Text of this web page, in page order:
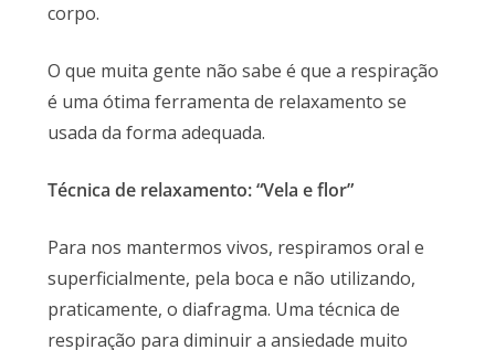
corpo.
O que muita gente não sabe é que a respiração
é uma ótima ferramenta de relaxamento se
usada da forma adequada.
Técnica de relaxamento: “Vela e flor”
Para nos mantermos vivos, respiramos oral e
superficialmente, pela boca e não utilizando,
praticamente, o diafragma. Uma técnica de
respiração para diminuir a ansiedade muito